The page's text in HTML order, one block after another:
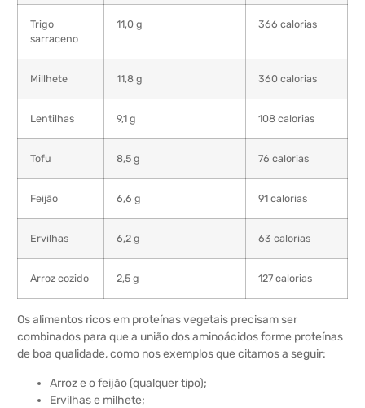
Trigo
sarraceno
11,0 g 366 calorias
Millhete 11,8 g 360 calorias
Lentilhas 9,1 g 108 calorias
Tofu 8,5 g 76 calorias
Feijão 6,6 g 91 calorias
Ervilhas 6,2 g 63 calorias
Arroz cozido 2,5 g 127 calorias
Os alimentos ricos em proteínas vegetais precisam ser
combinados para que a união dos aminoácidos forme proteínas
de boa qualidade, como nos exemplos que citamos a seguir:
Arroz e o feijão (qualquer tipo);
Ervilhas e milhete;